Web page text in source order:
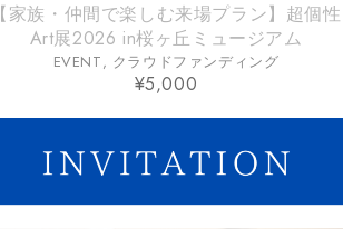
【家族・仲間で楽しむ来場プラン】超個性
Art展2026 in桜ヶ丘ミュージアム
EVENT, クラウドファンディング
¥5,000